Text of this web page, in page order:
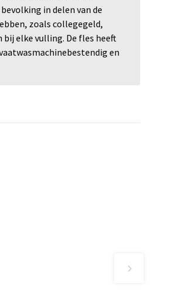
in delen van de
zoals collegegeld,
elke vulling. De fles heeft
en